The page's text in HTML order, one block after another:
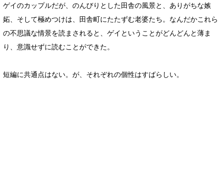
ゲイのカップルだが、のんびりとした田舎の風景と、ありがちな嫉
妬、そして極めつけは、田舎町にたたずむ老婆たち。なんだかこれら
の不思議な情景を読まされると、ゲイということがどんどんと薄ま
り、意識せずに読むことができた。
短編に共通点はない。が、それぞれの個性はすばらしい。